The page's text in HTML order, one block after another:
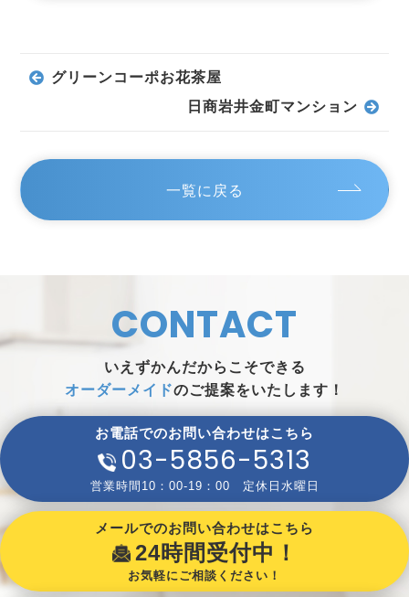
グリーンコーポお花茶屋
日商岩井金町マンション
一覧に戻る
CONTACT
いえずかんだからこそできる
オーダーメイドのご提案をいたします！
お電話でのお問い合わせはこちら
03-5856-5313
営業時間10：00-19：00 定休日水曜日
メールでのお問い合わせはこちら
24時間受付中！
お気軽にご相談ください！